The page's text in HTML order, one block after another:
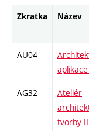
Zkratka Název
AU04
AG32
Ateliér
tvorby